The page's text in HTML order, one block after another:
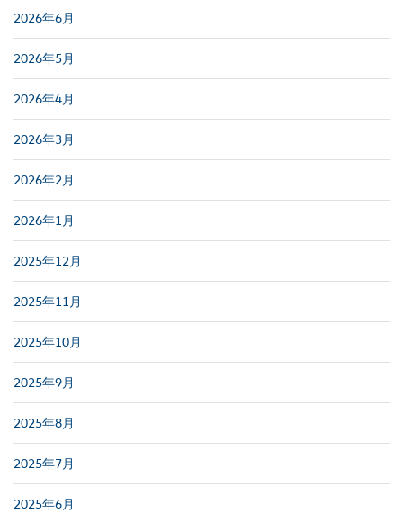
2026年6月
2026年5月
2026年4月
2026年3月
2026年2月
2026年1月
2025年12月
2025年11月
2025年10月
2025年9月
2025年8月
2025年7月
2025年6月